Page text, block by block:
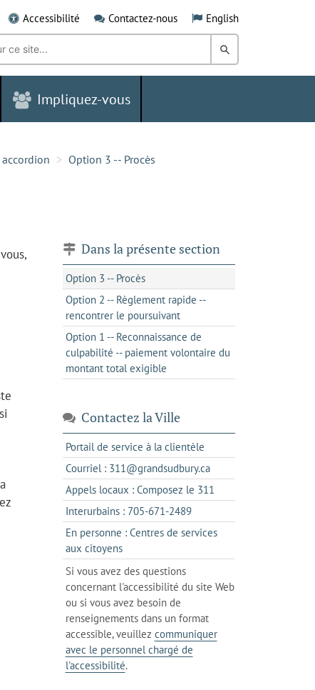
Accessibilité Contactez-nous English
Rechercher
dans
Grand
Impliquez-vous
Option 3 -- Procès
Dans la présente section
Option 3 -- Procès
Option 2 -- Règlement rapide --
rencontrer le poursuivant
Option 1 -- Reconnaissance de
culpabilité -- paiement volontaire du
montant total exigible
Contactez la Ville
Portail de service à la clientèles'ouvre
dans
un
nouvel
Courriel : 311@grandsudbury.cas'ouvre
dans
votre
de
Appels locaux : Composez le 311
dans
un
client
téléphone
Interurbains : 705-671-2489s'ouvre
dans
client
votre
En personne : Centres de services
aux citoyenss'ouvre
dans
l'onglet
actuel
Si vous avez des questions
concernant l'accessibilité du site Web
ou si vous avez besoin de
renseignements dans un format
accessible, veuillez communiquer
avec le personnel chargé de
l'accessibilité.